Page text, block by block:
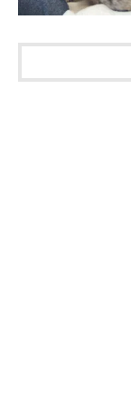
師）
※写真は「いぬ・